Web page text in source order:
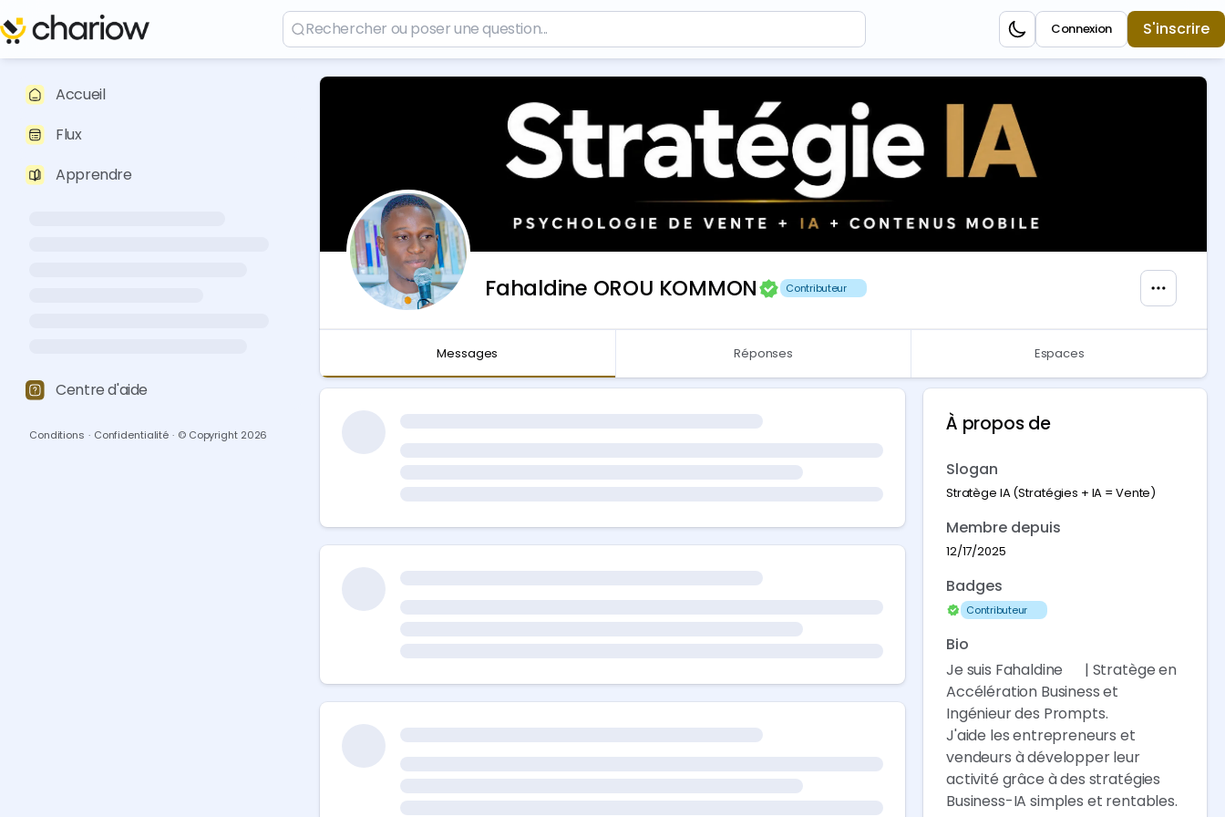
S'inscrire
Connexion
Accueil
Flux
Apprendre
Centre d'aide
Conditions · Confidentialité · © Copyright 2026
Fahaldine OROU KOMMON Contributeur 🥇
Messages Réponses Espaces
À propos de
Slogan
Stratège IA (Stratégies + IA = Vente)
Membre depuis
12/17/2025
Badges
Contributeur 🥇
Bio
Je suis Fahaldine 🐆| Stratège en
Accélération Business et
Ingénieur des Prompts.
J'aide les entrepreneurs et
vendeurs à développer leur
activité grâce à des stratégies
Business-IA simples et rentables.